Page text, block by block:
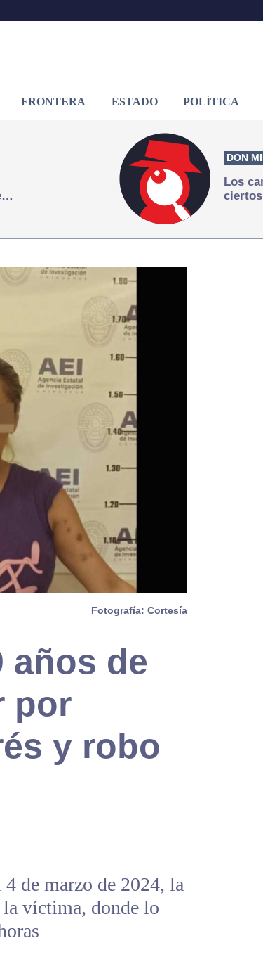
FRONTERA ESTADO POLÍTICA
DON
Los
Fotografía: Cortesía
años de
por
y robo
de marzo de 2024, la
víctima, donde lo